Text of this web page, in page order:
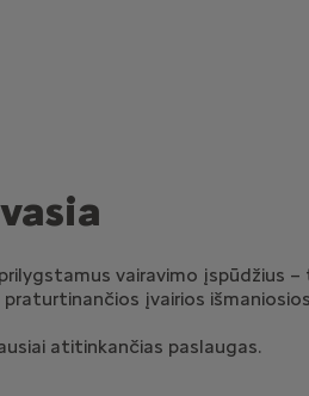
vairavimo įspūdžius –
įvairios išmaniosios
atitinkančias paslaugas.